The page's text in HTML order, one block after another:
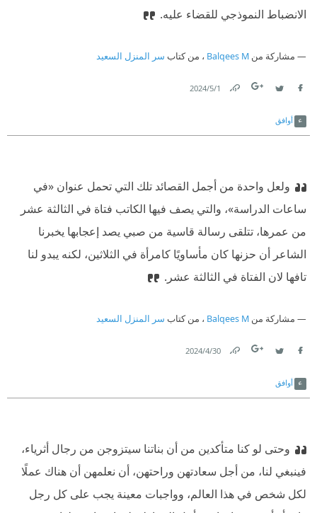
الانضباط النموذجي للقضاء عليه.
مشاركة من Balqees M ، من كتاب سر المنزل السعيد
1‏/5‏/2024
أوافق
ولعل واحدة من أجمل القصائد تلك التي تحمل عنوان «في
ساعات الدراسة»، والتي يصف فيها الكاتب فتاة في الثالثة عشر
من عمرها، تتلقى رسالة قاسية من صبي يصد إعجابها يخبرنا
الشاعر أن حزنها كان مأساويًا كامرأة في الثلاثين، لكنه يبدو لنا
تافها لان الفتاة في الثالثة عشر.
مشاركة من Balqees M ، من كتاب سر المنزل السعيد
30‏/4‏/2024
أوافق
وحتى لو كنا متأكدين من أن بناتنا سيتزوجن من رجال أثرياء،
فينبغي لنا، من أجل سعادتهن وراحتهن، أن نعلمهن أن هناك عملًا
لكل شخص في هذا العالم، وواجبات معينة يجب على كل رجل